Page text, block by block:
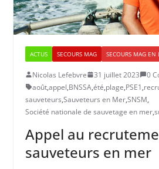
ACTUS SECOURS MAG SECOURS MAG EN
Nicolas Lefebvre 31 juillet 2023
0
août,appel,BNSSA,été,plage,PSE1,
sauveteurs,Sauveteurs en Mer,SNSM,
Société nationale de sauvetage en mer,
Appel au
sauveteurs en mer